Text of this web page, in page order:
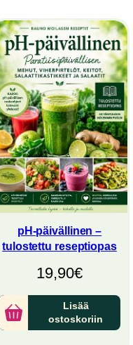
pH-päivällinen –
tulostettu reseptiopas
19,90€
Lisää
ostoskoriin